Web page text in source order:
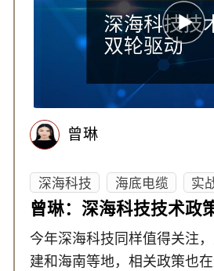
曾琳
深海科技 海底电缆 实
曾琳：深海科技技术政
今年深海科技同样值得关注
建和海南等地，相关政策也